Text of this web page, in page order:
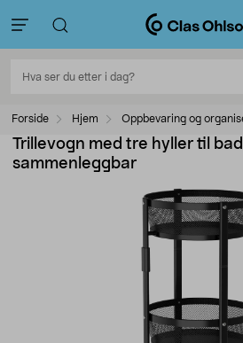
Forside Hjem Oppbevaring og
Trillevogn med tre hyller til
sammenleggbar